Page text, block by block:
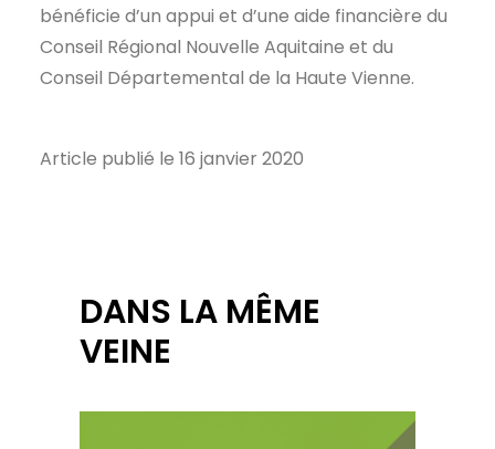
bénéficie d’un appui et d’une aide financière du
Conseil Régional Nouvelle Aquitaine et du
Conseil Départemental de la Haute Vienne.
Article publié le 16 janvier 2020
DANS LA MÊME
VEINE